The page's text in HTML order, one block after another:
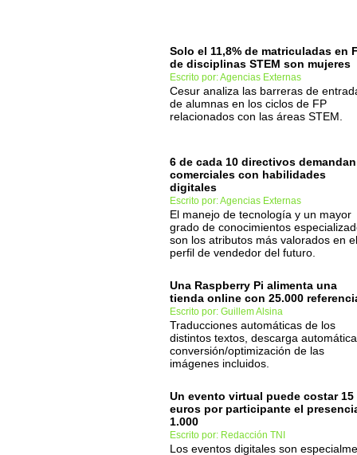
Solo el 11,8% de matriculadas en
de disciplinas STEM son mujeres
Escrito por: Agencias Externas
Cesur analiza las barreras de
de alumnas en los ciclos de FP
relacionados con las áreas STEM.
6 de cada 10 directivos demandan
comerciales con habilidades
digitales
Escrito por: Agencias Externas
El manejo de tecnología y un mayor
grado de conocimientos
son los atributos más valorados en el
perfil de vendedor del futuro.
Una Raspberry Pi alimenta una
tienda online con 25.000
Escrito por: Guillem Alsina
Traducciones automáticas de los
distintos textos, descarga
conversión/optimización de las
imágenes incluidos.
Un evento virtual puede costar 15
euros por participante el
1.000
Escrito por: Redacción TNI
Los eventos digitales son